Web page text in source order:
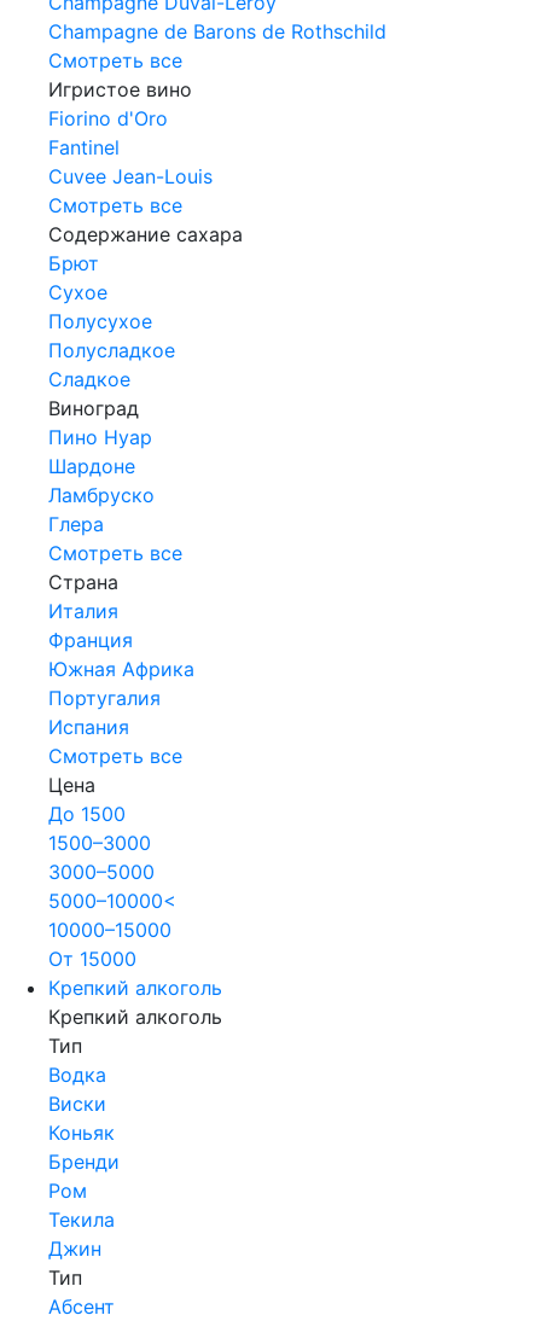
Champagne de Barons de Rothschild
Смотреть все
Игристое вино
Fiorino d'Oro
Fantinel
Cuvee Jean-Louis
Смотреть все
Содержание сахара
Брют
Сухое
Полусухое
Полусладкое
Сладкое
Виноград
Пино Нуар
Шардоне
Ламбруско
Глера
Смотреть все
Страна
Италия
Франция
Южная Африка
Португалия
Испания
Смотреть все
Цена
До 1500
1500–3000
3000–5000
5000–10000<
10000–15000
От 15000
Крепкий алкоголь
Крепкий алкоголь
Тип
Водка
Виски
Коньяк
Бренди
Ром
Текила
Джин
Тип
Абсент